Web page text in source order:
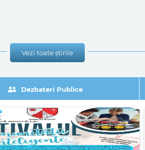
Vezi toate știrile
Dezbateri Publice